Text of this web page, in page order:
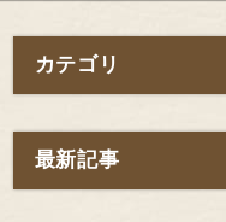
カテゴリ
最新記事